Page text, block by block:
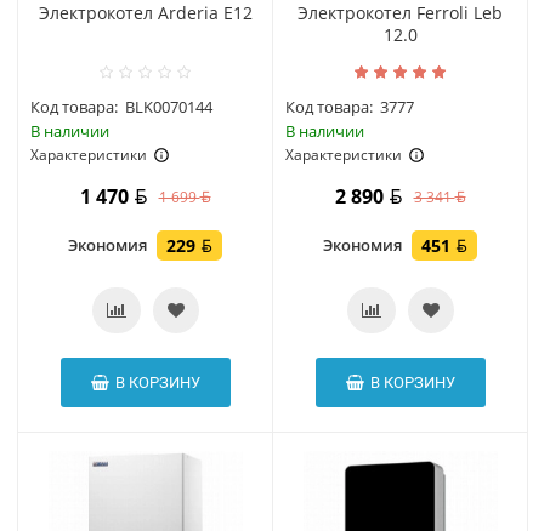
Электрокотел Arderia E12
Код товара: BLK0070144
В наличии
Характеристики
1 470 1 699
Экономия 229
В КОРЗИНУ
Электрокотел Ferroli Leb
12.0
Код товара: 3777
В наличии
Характеристики
2 890 3 341
Экономия 451
В КОРЗИНУ